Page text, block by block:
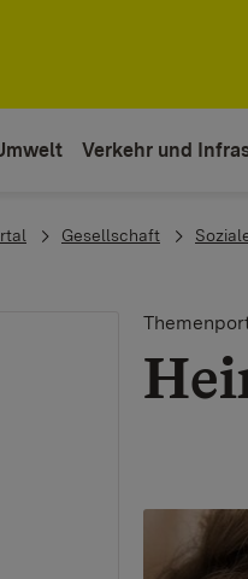
Verkehr und
Gesellschaft